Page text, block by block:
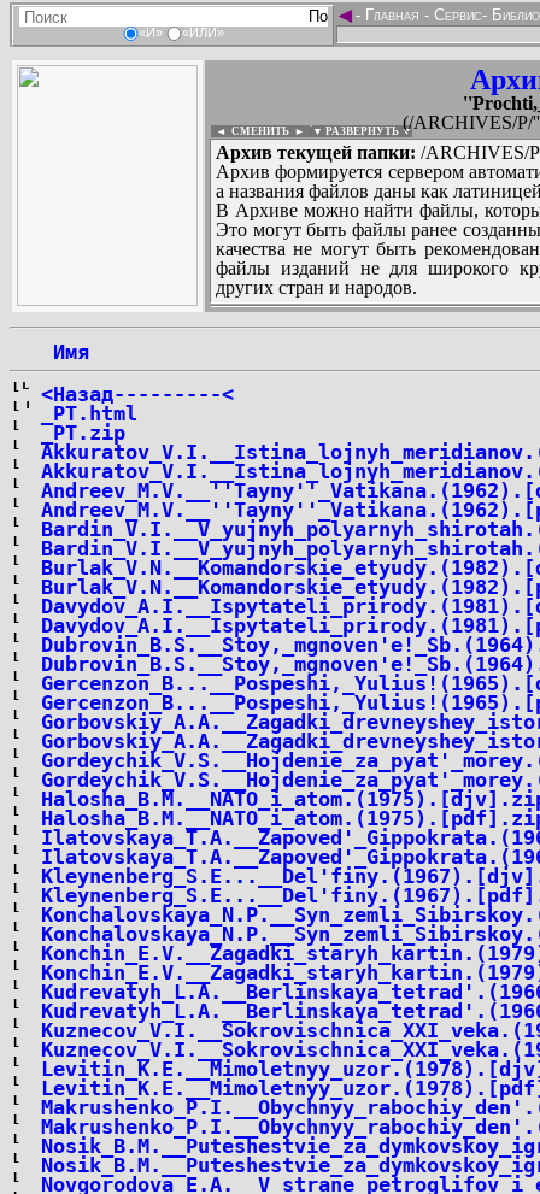
«И» «ИЛИ»
◄- Главная - Сервис-
(/ARCHIVES/P/
◄ СМЕНИТЬ ► ▼ РАЗВЕРНУТЬ ▼
Архив текущей папки: /ARCHIVES/
Архив формируется сервером
а названия файлов даны как
В Архиве можно найти файлы,
Это могут быть файлы ранее
качества не могут быть
файлы изданий не для широкого
других стран и народов.
Имя
<Назад---------<
_PT.html
_PT.zip